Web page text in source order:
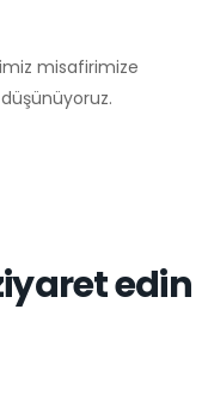
misafirimize
edin